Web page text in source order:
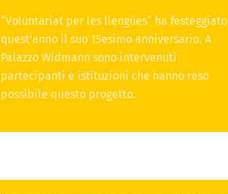
“Voluntariat per les llengües“ ha festeggiato
quest’anno il suo 15esimo anniversario. A
Palazzo Widmann sono intervenuti
partecipanti e istituzioni che hanno reso
possibile questo progetto.